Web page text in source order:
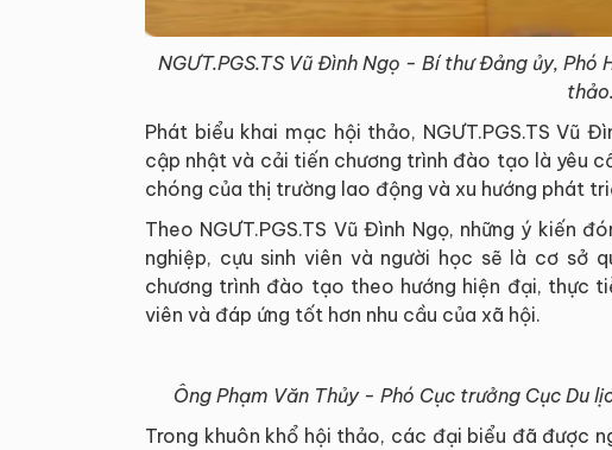
NGƯT.PGS.TS Vũ Đình Ngọ - Bí thư Đảng ủy,
thảo.
Phát biểu khai mạc hội thảo, NGƯT.PGS.TS Vũ
cập nhật và cải tiến chương trình đào tạo là yêu
chóng của thị trường lao động và xu hướng phát
Theo NGƯT.PGS.TS Vũ Đình Ngọ, những ý kiến
nghiệp, cựu sinh viên và người học sẽ là cơ sở
chương trình đào tạo theo hướng hiện đại, thực
viên và đáp ứng tốt hơn nhu cầu của xã hội.
Ông Phạm Văn Thủy - Phó Cục trưởng Cục Du
Trong khuôn khổ hội thảo, các đại biểu đã được